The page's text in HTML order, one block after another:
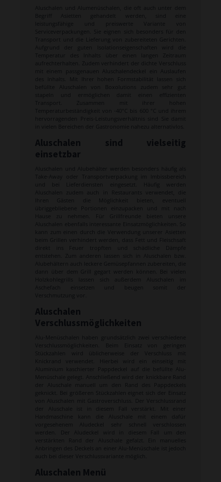
Aluschalen und Alumenüschalen, die oft auch unter dem
Begriff Asietten gehandelt werden, sind eine
leistungsfähige und preiswerte Variante von
Serviceverpackungen. Sie eignen sich besonders für den
Transport und die Lieferung von zubereiteten Gerichten.
Aufgrund der guten Isolationseigenschaften wird die
Temperatur des Inhalts über einen langen Zeitraum
aufrechterhalten. Zudem verhindert der dichte Verschluss
mit einem passgenauen Aluschalendeckel ein Auslaufen
des Inhalts. Mit Ihrer hohen Formstabilität lassen sich
befüllte Aluschalen von Boxolutions zudem sehr gut
stapeln und ermöglichen damit einen effizienten
Transport. Zusammen mit ihrer hohen
Temperaturbeständigkeit von -40°C bis 600 °C und ihrem
hervorragenden Preis-Leistungsverhältnis sind Sie damit
in vielen Bereichen der Gastronomie nahezu alternativlos.
Aluschalen sind vielseitig
einsetzbar
Aluschalen und Alubehälter werden besonders häufig als
Take-Away oder Transportverpackung im Imbissbereich
und bei Lieferdiensten eingesetzt. Häufig werden
Aluschalen zudem auch in Restaurants verwendet, die
Ihren Gästen die Möglichkeit bieten, eventuell
übriggebliebene Portionen einzupacken und mit nach
Hause zu nehmen. Für Grillfreunde bieten unsere
Aluschalen ebenfalls interessante Einsatzmöglichkeiten. So
kann zum einen durch die Verwendung unserer Asietten
beim Grillen verhindert werden, dass Fett und Fleischsaft
direkt ins Feuer tropften und schädliche Dämpfe
entstehen. Zum anderen lassen sich in Aluschalen bzw.
Alubehältern auch leckere Gemüsepfannen zubereiten, die
dann über dem Grill gegart werden können. Bei vielen
Holzkohlegrills lassen sich außerdem Aluschalen im
Aschefach einsetzen und beugen somit der
Verschmutzung vor.
Aluschalen
Verschlussmöglichkeiten
Alu-Menüschalen haben grundsätzlich zwei verschiedene
Verschlussmöglichkeiten. Beim Einsatz von geringen
Stückzahlen wird üblicherweise der Verschluss mit
Knickrand verwendet. Hierbei wird ein einseitig mit
Aluminium kaschierter Pappdeckel auf die befüllte Alu-
Menüschale gelegt. Anschließend wird der knickbare Rand
der Aluschale manuell um den Rand des Pappdeckels
geknickt. Bei größeren Stückzahlen eignet sich der Einsatz
von Aluschalen mit Gastroverschluss. Der Verschlussrand
der Aluschale ist in diesem Fall verstärkt. Mit einer
Handmaschine kann die Aluschale mit einem dafür
vorgesehenem Aludeckel sehr schnell verschlossen
werden. Der Aludeckel wird in diesem Fall um den
verstärkten Rand der Aluschale gefalzt. Ein manuelles
Anbringen des Deckels an einer Alu-Menüschale ist jedoch
auch bei dieser Verschlussvariante möglich.
Aluschalen Menü